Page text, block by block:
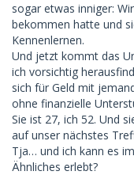
sogar etwas inniger:
bekommen hatte und
Kennenlernen.
Und jetzt kommt das
ich vorsichtig
sich für Geld mit
ohne finanzielle
Sie ist 27, ich 52. Und
auf unser nächstes
Tja… und ich kann es
Ähnliches erlebt?